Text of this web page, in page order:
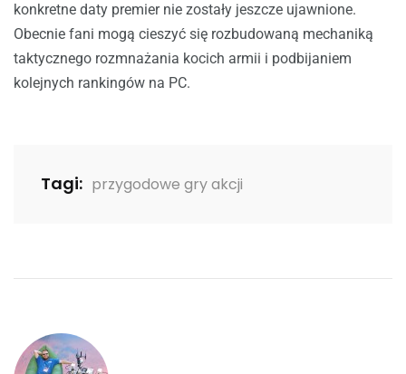
konkretne daty premier nie zostały jeszcze ujawnione.
Obecnie fani mogą cieszyć się rozbudowaną mechaniką
taktycznego rozmnażania kocich armii i podbijaniem
kolejnych rankingów na PC.
Tagi: przygodowe gry akcji